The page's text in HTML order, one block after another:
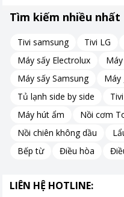
Tìm kiếm nhiều nhất
Tivi samsung Tivi LG
Máy sấy Electrolux
Máy sấy Samsung
Máy
Tủ lạnh side by side
Máy hút ẩm
Nồi cơm
Nồi chiên không dầu
Bếp từ
Điều hòa
LIÊN HỆ HOTLINE: